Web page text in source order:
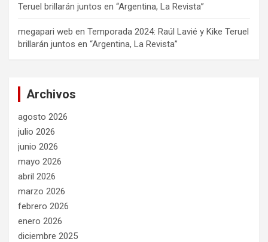
Teruel brillarán juntos en “Argentina, La Revista”
megapari web en Temporada 2024: Raúl Lavié y Kike Teruel
brillarán juntos en “Argentina, La Revista”
Archivos
agosto 2026
julio 2026
junio 2026
mayo 2026
abril 2026
marzo 2026
febrero 2026
enero 2026
diciembre 2025